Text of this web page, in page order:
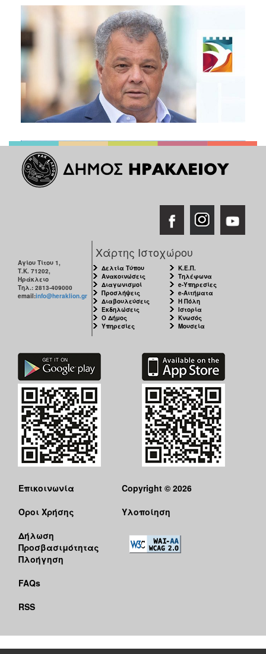
Αγίου Τίτου 1,
Τ.Κ. 71202,
Ηράκλειο
Τηλ.: 2813-409000
email:info@heraklion.gr
Χάρτης Ιστοχώρου
Δελτία Τύπου
Ανακοινώσεις
Διαγωνισμοί
Προσλήψεις
Διαβουλεύσεις
Εκδηλώσεις
Ο Δήμος
Υπηρεσίες
Κ.Ε.Π.
Τηλέφωνα
e-Υπηρεσίες
e-Αιτήματα
Η Πόλη
Ιστορία
Κνωσός
Μουσεία
Επικοινωνία
Όροι Χρήσης
Δήλωση
Προσβασιμότητας
Πλοήγηση
FAQs
RSS
Copyright © 2026
Υλοποίηση